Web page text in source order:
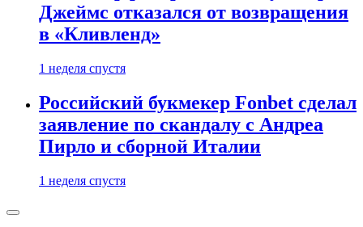
Джеймс отказался от возвращения
в «Кливленд»
1 неделя спустя
Российский букмекер Fonbet сделал
заявление по скандалу с Андреа
Пирло и сборной Италии
1 неделя спустя